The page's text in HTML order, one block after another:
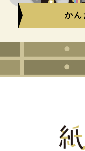
かん